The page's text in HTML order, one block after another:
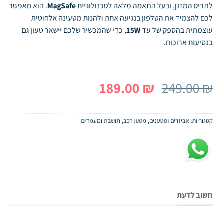
לתריס המזגן, ובעל התאמה מלאה לטכנולוגייתMagSafe. הוא מאפשר
לכם להצמיד את הטלפון בנגיעה אחת ולהנות מטעינה אלחוטית
עוצמתית בהספק של עד15W, כדי שהמכשיר שלכם יישאר טעון גם
בנסיעות ארוכות.
249.00₪ המחיר
היה:
249.00 ₪.
189.00 ₪ המחיר
הוא:
189.00 ₪. קטגוריות: אביזרים ומטענים, מטען רכב, תושבת ומעמדים
חשוב לדעת